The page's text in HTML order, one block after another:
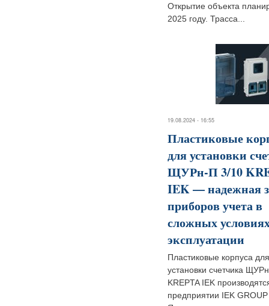
Открытие объекта
2025 году. Трасса...
19.08.2024 - 16:55
Пластиковые
для установки
ЩУРн-П 3/10
IEK — надежная
приборов учета в
сложных
эксплуатации
Пластиковые корпуса для
установки счетчика
KREPTA IEK
предприятии IEK GROUP